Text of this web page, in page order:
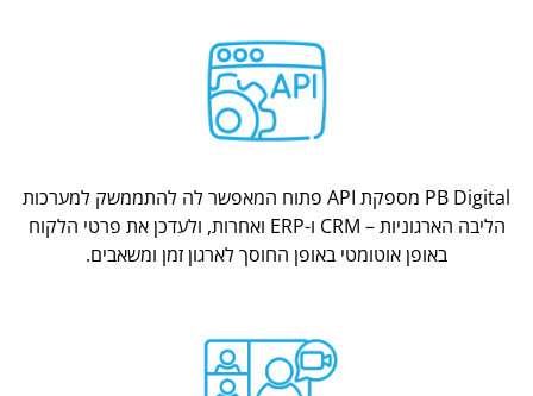
PB Digital מספקת API פתוח המאפשר לה להתממשק למערכות
הליבה הארגוניות – CRM ו-ERP ואחרות, ולעדכן את פרטי הלקוח
באופן אוטומטי באופן החוסך לארגון זמן ומשאבים.